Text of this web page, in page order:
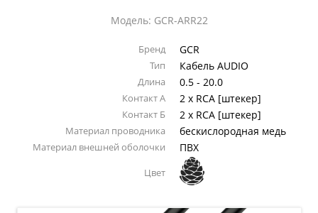
Модель: GCR-ARR22
Бренд GCR
Тип Кабель AUDIO
Длина 0.5 - 20.0
Контакт А 2 x RCA [штекер]
Контакт Б 2 x RCA [штекер]
Материал проводника бескислородная медь
Материал внешней оболочки ПВХ
Цвет